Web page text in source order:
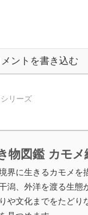
メントを書き込む
リーズ
物図鑑 カモメ
界に生きるカモメを
潟、外洋を渡る生態
や文化までをたどり